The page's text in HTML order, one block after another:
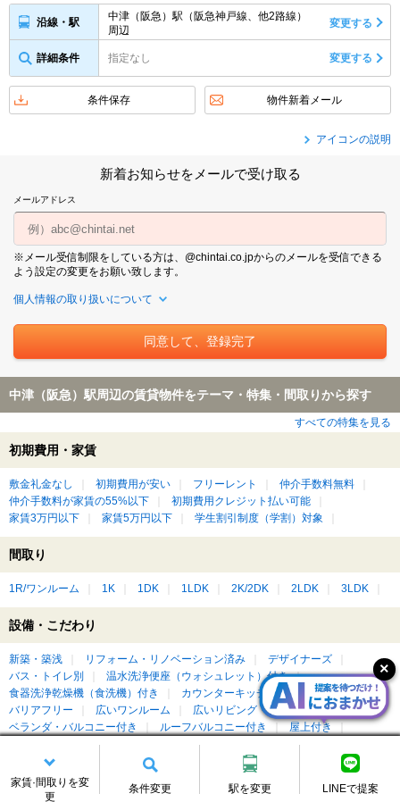
家賃·間取りを変
更
条件変更 駅を変更 LINEで提案
沿線・駅
中津（阪急）駅（阪急神戸線、他2路線）
周辺
変更する
詳細条件 指定なし 変更する
条件保存 物件新着メール
アイコンの説明
新着お知らせをメールで受け取る
メールアドレス
※メール受信制限をしている方は、@chintai.co.jpからのメールを受信できる
よう設定の変更をお願い致します。
個人情報の取り扱いについて
中津（阪急）駅周辺の賃貸物件をテーマ・特集・間取りから探す
すべての特集を見る
初期費用・家賃
敷金礼金なし 初期費用が安い フリーレント
仲介手数料無料
仲介手数料が家賃の55%以下
初期費用クレジット払い可能
家賃3万円以下
家賃5万円以下 学生割引制度（学割）対象
間取り
1R/ワンルーム 1K 1DK 1LDK 2K/2DK 2LDK 3LDK
設備・こだわり
新築・築浅 リフォーム・リノベーション済み
デザイナーズ
バス・トイレ別
温水洗浄便座（ウォシュレット）付き
食器洗浄乾燥機（食洗機）付き
カウンターキッチン付き
収納重視
バリアフリー
広いワンルーム
広いリビング・ダイニングがある
ベランダ・バルコニー付き
ルーフバルコニー付き
屋上付き
ペット可・ペット相談可
楽器相談可
もっと見る